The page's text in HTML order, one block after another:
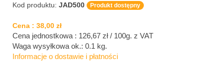
Kod produktu: JAD500 Produkt dostępny
Cena : 38,00 zł
Cena jednostkowa : 126,67 zł / 100g. z VAT
Waga wysyłkowa ok.: 0.1 kg.
Informacje o dostawie i płatności